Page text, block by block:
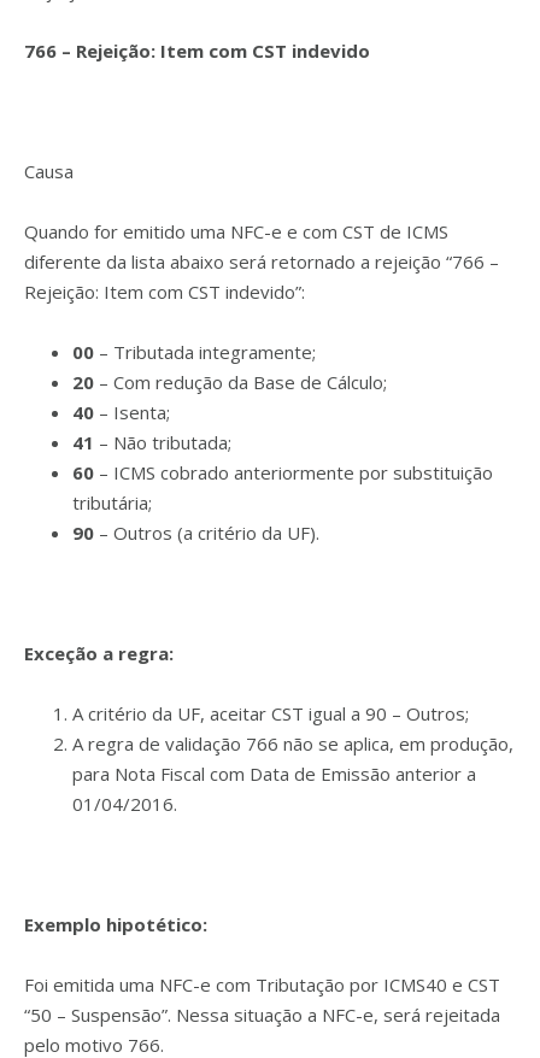
766 – Rejeição: Item com CST indevido
Causa
Quando for emitido uma NFC-e e com CST de ICMS
diferente da lista abaixo será retornado a rejeição “766 –
Rejeição: Item com CST indevido”:
00 – Tributada integramente;
20 – Com redução da Base de Cálculo;
40 – Isenta;
41 – Não tributada;
60 – ICMS cobrado anteriormente por substituição
tributária;
90 – Outros (a critério da UF).
Exceção a regra:
A critério da UF, aceitar CST igual a 90 – Outros;
A regra de validação 766 não se aplica, em produção,
para Nota Fiscal com Data de Emissão anterior a
01/04/2016.
Exemplo hipotético:
Foi emitida uma NFC-e com Tributação por ICMS40 e CST
“50 – Suspensão”. Nessa situação a NFC-e, será rejeitada
pelo motivo 766.